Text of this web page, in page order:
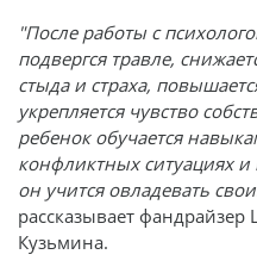
"После работы с
подвергся травле,
стыда и страха,
укрепляется чувство
ребенок обучается
конфликтных ситуациях и
он учится овладевать
рассказывает
Кузьмина.